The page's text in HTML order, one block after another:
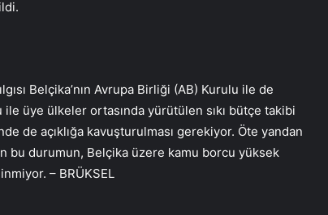
Belçika’nın Avrupa Birliği (AB) Kurulu ile de
üye ülkeler ortasında yürütülen sıkı bütçe takibi
de açıklığa kavuşturulması gerekiyor. Öte yandan
bu durumun, Belçika üzere kamu borcu yüksek
– BRÜKSEL